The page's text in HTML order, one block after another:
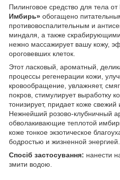
Пилинговое средство для тела от
Имбирь» обогащено
противовоспалительным и
миндаля, а также
нежно массажирует вашу кожу,
ороговевших клеток.
Этот ласковый, ароматный,
процессы регенерации кожи,
кровообращение, увлажняет,
покров, стимулирует выработку
тонизирует, придает коже
Нежнейший розово-клубничный
обволакивающие теплотой
коже тонкое экзотическое
бодростью и жизненной энергией.
Спосіб застосування: нанести
змити водою.